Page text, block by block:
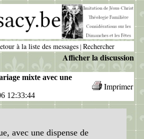
à la liste des messages | Rechercher
Afficher la discussion
mixte avec une
12:33:44
Imprimer
avec une dispense de